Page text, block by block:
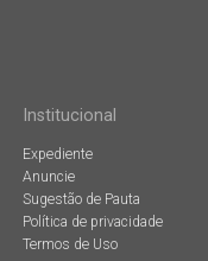
Institucional
Expediente
Anuncie
Sugestão de Pauta
Política de privacidade
Termos de Uso